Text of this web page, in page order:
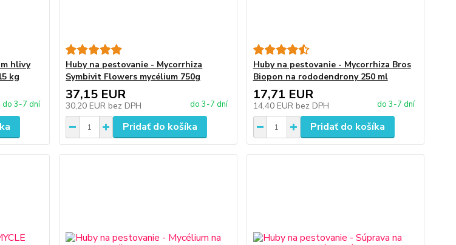
hlivy
kg
do 3-7 dní
Huby na pestovanie - Mycorrhiza
Symbivit Flowers mycélium 750g
37,15 EUR
30,20 EUR bez DPH do 3-7 dní
Pridať do košíka
Huby na pestovanie - Mycorrhiza Bros
Biopon na rododendrony 250 ml
17,71 EUR
14,40 EUR bez DPH do 3-7 dní
Pridať do košíka